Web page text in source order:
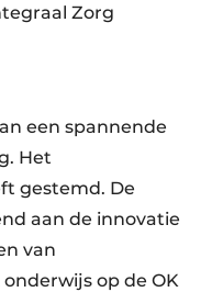
Zorg
een spannende
Het
gestemd. De
aan de innovatie
van
op de OK